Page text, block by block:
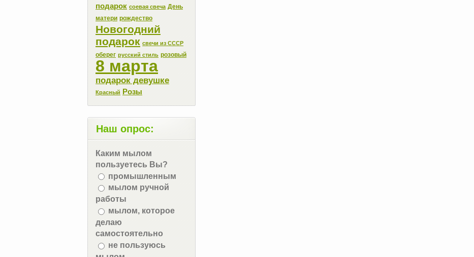
подарок соевая свеча День
матери рождество
Новогодний
подарок свечи из СССР
оберег русский стиль розовый
8 марта
подарок девушке
Красный Розы
Наш опрос:
Каким мылом
пользуетесь Вы?
промышленным
мылом ручной
работы
мылом, которое
делаю
самостоятельно
не пользуюсь